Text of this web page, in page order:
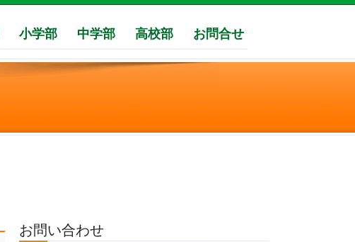
小学部 中学部 高校部 お問合せ
お問い合わせ